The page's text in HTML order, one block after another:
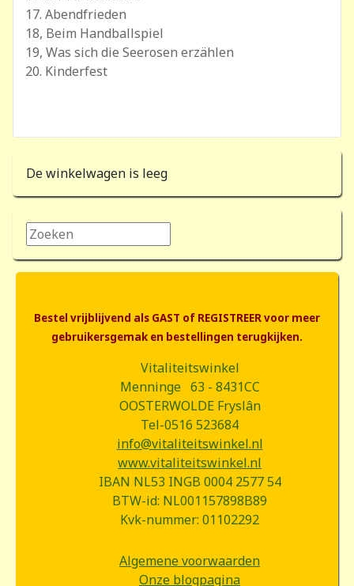
17. Abendfrieden
18, Beim Handballspiel
19, Was sich die Seerosen erzählen
20. Kinderfest
De winkelwagen is leeg
Zoeken...
Bestel vrijblijvend als GAST of REGISTREER voor meer
gebruikersgemak en bestellingen terugkijken.
Vitaliteitswinkel
Menninge 63 - 8431CC
OOSTERWOLDE Fryslân
Tel-0516 523684
info@vitaliteitswinkel.nl
www.vitaliteitswinkel.nl
IBAN NL53 INGB 0004 2577 54
BTW-id: NL001157898B89
Kvk-nummer: 01102292
Algemene voorwaarden
Onze blogpagina